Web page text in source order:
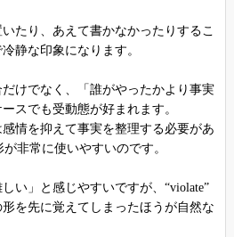
たり、あえて書かなかったりするこ
静な印象になります。
けでなく、「誰がやったかより事実
スでも受動態が好まれます。
情を抑えて事実を整理する必要があ
が非常に使いやすいのです。
い」と感じやすいですが、“violate”
を先に覚えてしまったほうが自然な